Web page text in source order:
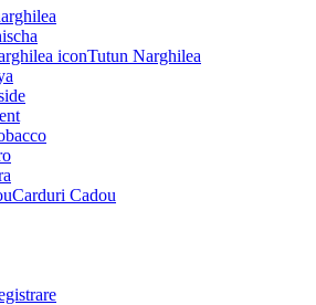
Tutun Narghilea
Carduri Cadou